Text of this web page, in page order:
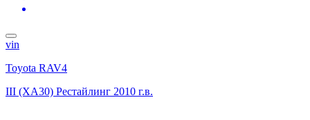
vin
Toyota RAV4
III (XA30) Рестайлинг 2010 г.в.